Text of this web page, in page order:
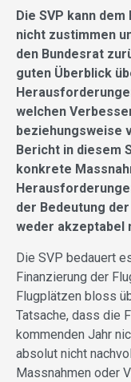
Die SVP kann
nicht zustimmen
den Bundesrat
guten Überblick
welchen
beziehungsweise
Bericht in diesem
konkrete
der Bedeutung
weder akzeptabel
Die SVP bedauert
Finanzierung der
Flugplätzen bloss
Tatsache, dass die
kommenden Jahr
absolut nicht
Massnahmen oder